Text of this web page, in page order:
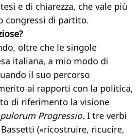
e di chiarezza, che vale più
congressi di partito.
oltre che le singole
italiana, a mio modo di
il suo percorso
ai rapporti con la politica,
di riferimento la visione
Progressio. I tre verbi
(«ricostruire, ricucire,